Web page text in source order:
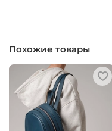
Похожие товары